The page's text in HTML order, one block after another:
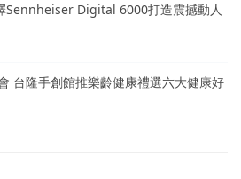
Sennheiser Digital 6000打造震撼動人
台隆手創館推樂齡健康禮選六大健康好